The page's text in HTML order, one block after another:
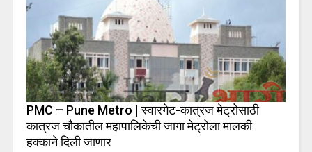
PMC – Pune Metro | स्वारगेट-कात्रज मेट्रोसाठी
कात्रज चौकातील महापालिकेची जागा मेट्रोला मालकी
हक्काने दिली जाणार